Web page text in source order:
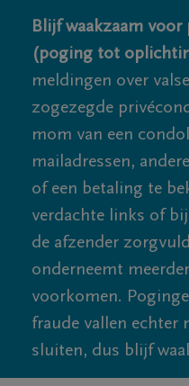
Blijf waakzaam
(poging tot
meldingen over
zogezegde
mom van een
mailadressen,
of een betaling te
verdachte links of
de afzender
onderneemt
voorkomen.
fraude vallen
sluiten, dus blijf